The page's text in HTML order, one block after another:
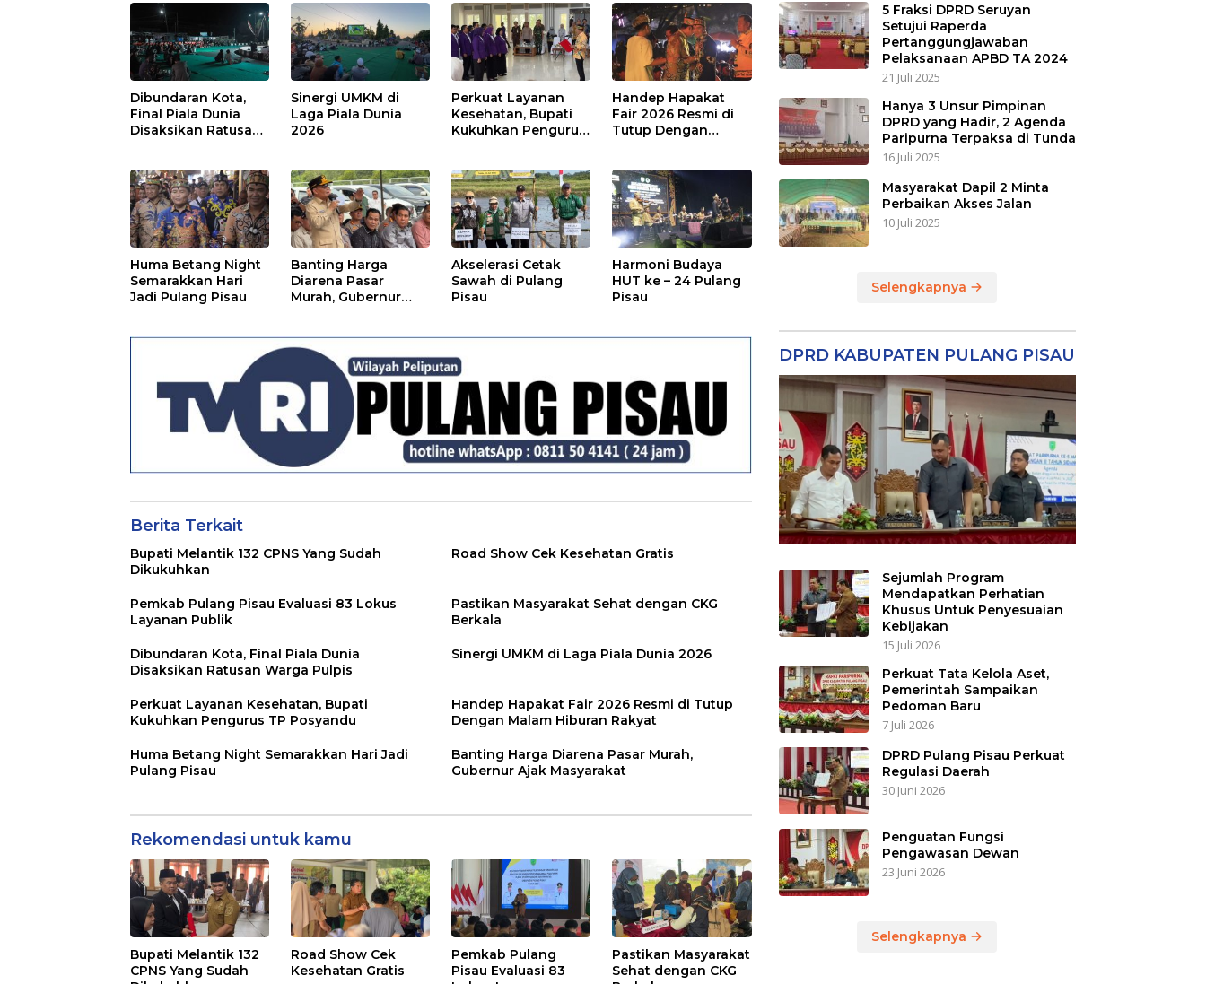
Dibundaran Kota,
Final Piala Dunia
Disaksikan Ratusan
Sinergi UMKM di
Laga Piala Dunia
2026
Perkuat Layanan
Kesehatan, Bupati
Kukuhkan Pengurus
Handep Hapakat
Fair 2026 Resmi di
Tutup Dengan
Huma Betang Night
Semarakkan Hari
Jadi Pulang Pisau
Banting Harga
Diarena Pasar
Murah, Gubernur
Akselerasi Cetak
Sawah di Pulang
Pisau
Harmoni Budaya
HUT ke – 24 Pulang
Pisau
Berita Terkait
Bupati Melantik 132 CPNS Yang Sudah
Dikukuhkan
Road Show Cek Kesehatan Gratis
Pemkab Pulang Pisau Evaluasi 83 Lokus
Layanan Publik
Pastikan Masyarakat Sehat dengan CKG
Berkala
Dibundaran Kota, Final Piala Dunia
Disaksikan Ratusan Warga Pulpis
Sinergi UMKM di Laga Piala Dunia 2026
Perkuat Layanan Kesehatan, Bupati
Kukuhkan Pengurus TP Posyandu
Handep Hapakat Fair 2026 Resmi di Tutup
Dengan Malam Hiburan Rakyat
Huma Betang Night Semarakkan Hari Jadi
Pulang Pisau
Banting Harga Diarena Pasar Murah,
Gubernur Ajak Masyarakat
Rekomendasi untuk kamu
Bupati Melantik 132
CPNS Yang Sudah
Road Show Cek
Kesehatan Gratis
Pemkab Pulang
Pisau Evaluasi 83
Pastikan Masyarakat
Sehat dengan CKG
5 Fraksi DPRD Seruyan
Setujui Raperda
Pertanggungjawaban
Pelaksanaan APBD TA 2024
21 Juli 2025
Hanya 3 Unsur Pimpinan
DPRD yang Hadir, 2 Agenda
Paripurna Terpaksa di Tunda
16 Juli 2025
Masyarakat Dapil 2 Minta
Perbaikan Akses Jalan
10 Juli 2025
Selengkapnya
DPRD KABUPATEN PULANG PISAU
Sejumlah Program
Mendapatkan Perhatian
Khusus Untuk Penyesuaian
Kebijakan
15 Juli 2026
Perkuat Tata Kelola Aset,
Pemerintah Sampaikan
Pedoman Baru
7 Juli 2026
DPRD Pulang Pisau Perkuat
Regulasi Daerah
30 Juni 2026
Penguatan Fungsi
Pengawasan Dewan
23 Juni 2026
Selengkapnya